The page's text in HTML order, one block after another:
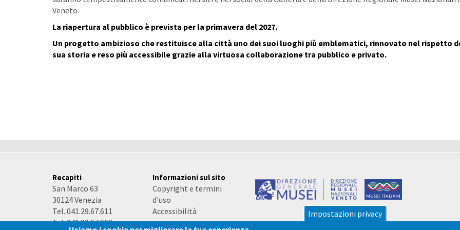
Impostazioni privacy
Veneto.
La riapertura al pubblico è prevista per la primavera del 2027.
Un progetto ambizioso che restituisce alla città uno dei suoi luoghi più emblematici, rinnovato nel rispetto
sua storia e reso più accessibile grazie alla virtuosa collaborazione tra pubblico e privato.
Recapiti
San Marco 63
30124 Venezia
Tel. 041.29.67.611
Tel. 041.29.67.608
Informazioni sul sito
Copyright e termini
d'uso
Accessibilità